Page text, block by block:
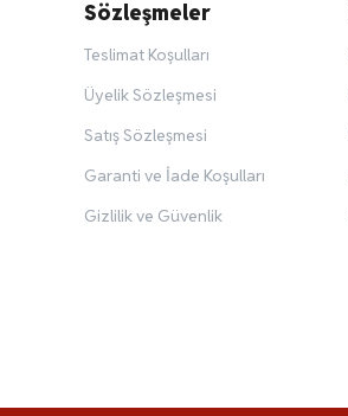
Sözleşmeler
Teslimat Koşulları
Üyelik Sözleşmesi
Satış Sözleşmesi
Garanti ve İade Koşulları
Gizlilik ve Güvenlik